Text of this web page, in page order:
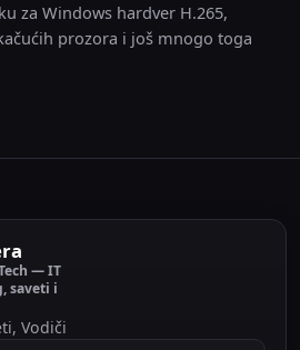
za Windows hardver H.265,
prozora i još mnogo toga
— IT
saveti i
Vodiči